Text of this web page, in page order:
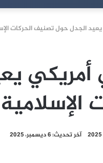
الجدل حول تصنيف الحركات
آخر تحديث: 6 ديسمبر، 2025